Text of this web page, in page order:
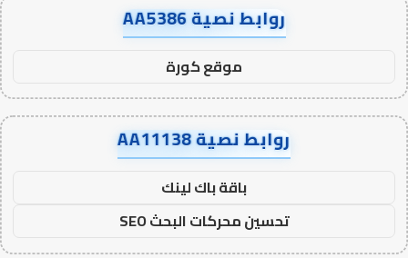
روابط نصية AA5386
موقع كورة
روابط نصية AA11138
باقة باك لينك
تحسين محركات البحث SEO